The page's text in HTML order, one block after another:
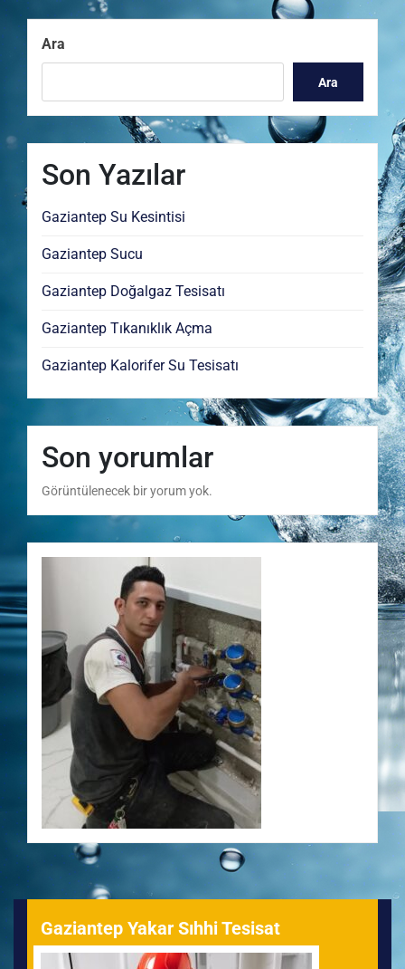
Post
Ara
Ara
Son Yazılar
Gaziantep Su Kesintisi
Gaziantep Sucu
Gaziantep Doğalgaz Tesisatı
Gaziantep Tıkanıklık Açma
Gaziantep Kalorifer Su Tesisatı
Son yorumlar
Görüntülenecek bir yorum yok.
Gaziantep Yakar Sıhhi Tesisat